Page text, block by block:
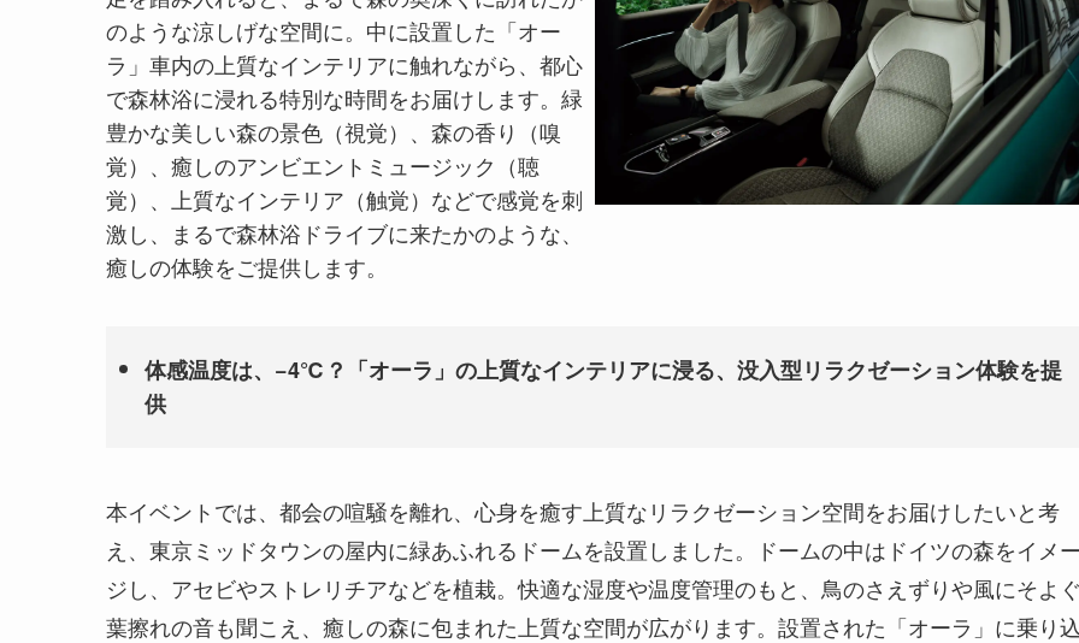
のような涼しげな空間に。中に設置した「オー
ラ」車内の上質なインテリアに触れながら、都心
で森林浴に浸れる特別な時間をお届けします。緑
豊かな美しい森の景色（視覚）、森の香り（嗅
覚）、癒しのアンビエントミュージック（聴
覚）、上質なインテリア（触覚）などで感覚を刺
激し、まるで森林浴ドライブに来たかのような、
癒しの体験をご提供します。
体感温度は、−4℃？「オーラ」の上質なインテリアに浸る、没入型リラクゼーション体験を提
供
本イベントでは、都会の喧騒を離れ、心身を癒す上質なリラクゼーション空間をお届けしたいと考
え、東京ミッドタウンの屋内に緑あふれるドームを設置しました。ドームの中はドイツの森をイメ
ジし、アセビやストレリチアなどを植栽。快適な湿度や温度管理のもと、鳥のさえずりや風にそよ
葉擦れの音も聞こえ、癒しの森に包まれた上質な空間が広がります。設置された「オーラ」に乗り